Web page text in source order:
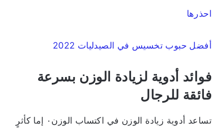
احذرها
أفضل حبوب تخسيس في الصيدليات 2022
فوائد أدوية لزيادة الوزن بسرعة
فائقة للرجال
تساعد أدوية زيادة الوزن في اكتساب الوزن٠ إما كأثرٍ